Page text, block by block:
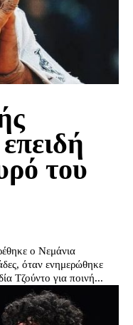
του
ο Νεμάνια
όταν ενημερώθηκε
Τζούντο για ποινή...